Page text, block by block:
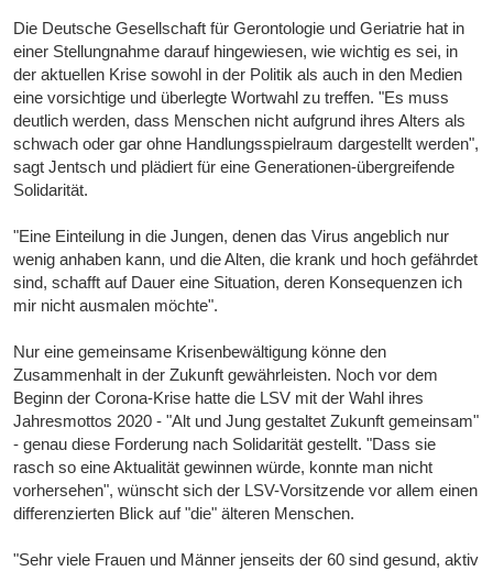
Die Deutsche Gesellschaft für Gerontologie und Geriatrie hat in
einer Stellungnahme darauf hingewiesen, wie wichtig es sei, in
der aktuellen Krise sowohl in der Politik als auch in den Medien
eine vorsichtige und überlegte Wortwahl zu treffen. "Es muss
deutlich werden, dass Menschen nicht aufgrund ihres Alters als
schwach oder gar ohne Handlungsspielraum dargestellt werden",
sagt Jentsch und plädiert für eine Generationen-übergreifende
Solidarität.
"Eine Einteilung in die Jungen, denen das Virus angeblich nur
wenig anhaben kann, und die Alten, die krank und hoch gefährdet
sind, schafft auf Dauer eine Situation, deren Konsequenzen ich
mir nicht ausmalen möchte".
Nur eine gemeinsame Krisenbewältigung könne den
Zusammenhalt in der Zukunft gewährleisten. Noch vor dem
Beginn der Corona-Krise hatte die LSV mit der Wahl ihres
Jahresmottos 2020 - "Alt und Jung gestaltet Zukunft gemeinsam"
- genau diese Forderung nach Solidarität gestellt. "Dass sie
rasch so eine Aktualität gewinnen würde, konnte man nicht
vorhersehen", wünscht sich der LSV-Vorsitzende vor allem einen
differenzierten Blick auf "die" älteren Menschen.
"Sehr viele Frauen und Männer jenseits der 60 sind gesund, aktiv